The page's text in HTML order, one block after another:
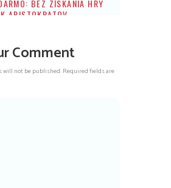
BEZ ZÍSKANIA HRY
ARISTOKRATOV
Comment
will not be published. Required fields are